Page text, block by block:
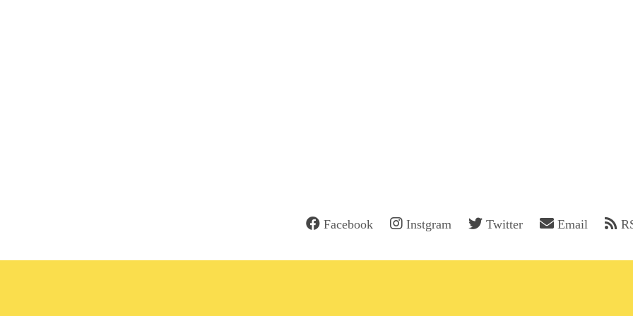
Facebook Instgram Twitter Email